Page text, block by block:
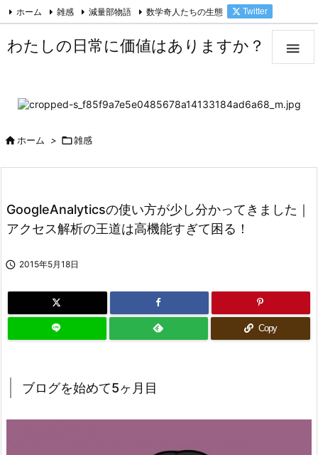

ホーム 雑感 減量部物語 数学奇人たちの生態 Twitter
わたしの日常に価値はありますか？
ホーム > 雑感
GoogleAnalyticsの使い方が少し分かってきました｜
アクセス解析の王道は高機能すぎて困る！
 2015年5月18日
Copy
ブログを始めて5ヶ月目